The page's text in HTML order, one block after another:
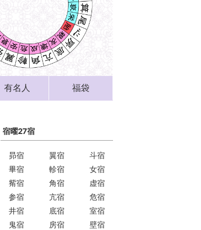
有名人 福袋
宿曜27宿
昴宿 翼宿
斗宿
畢宿
軫宿
女宿
觜宿
角宿
虚宿
参宿
亢宿
危宿
井宿
底宿
室宿
鬼宿
房宿
壁宿